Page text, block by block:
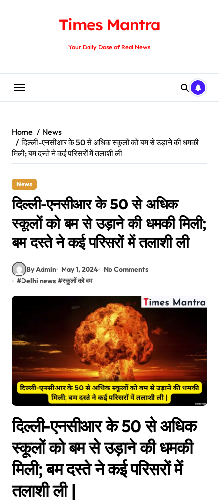
Times Mantra
Your Daily Dose of Real News
Home
News
दिल्ली-एनसीआर के 50 से अधिक स्कूलों को बम से उड़ाने की धमकी
मिली; बम दस्ते ने कई परिसरों में तलाशी ली
News
दिल्ली-एनसीआर के 50 से अधिक
स्कूलों को बम से उड़ाने की धमकी मिली;
बम दस्ते ने कई परिसरों में तलाशी ली
By Admin May 1, 2024
No Comments
#Delhi news #स्कूलों को बम
दिल्ली-एनसीआर के 50 से अधिक
स्कूलों को बम से उड़ाने की धमकी
मिली; बम दस्ते ने कई परिसरों में
तलाशी ली |